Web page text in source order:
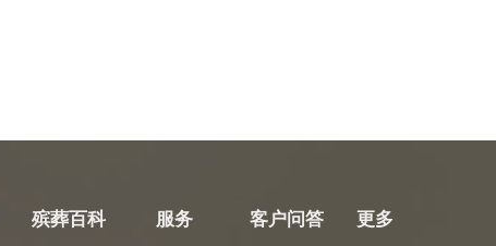
殡葬百科 服务 客户问答 更多